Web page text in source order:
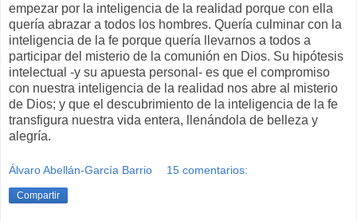
empezar por la inteligencia de la realidad porque con ella
quería abrazar a todos los hombres. Quería culminar con la
inteligencia de la fe porque quería llevarnos a todos a
participar del misterio de la comunión en Dios. Su hipótesis
intelectual -y su apuesta personal- es que el compromiso
con nuestra inteligencia de la realidad nos abre al misterio
de Dios; y que el descubrimiento de la inteligencia de la fe
transfigura nuestra vida entera, llenándola de belleza y
alegría.
Álvaro Abellán-García Barrio 15 comentarios:
Compartir